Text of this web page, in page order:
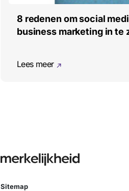
8 redenen om social
business marketing in te
Lees meer
Sitemap